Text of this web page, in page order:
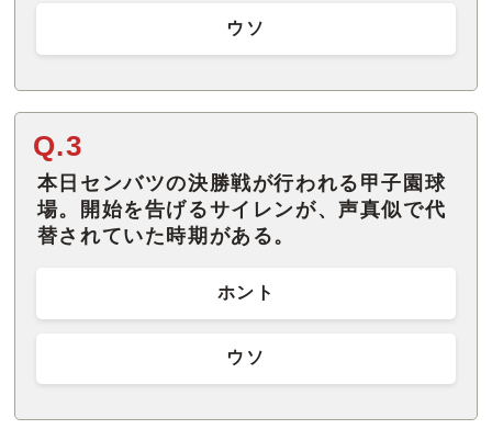
ウソ
Q.3
本日センバツの決勝戦が行われる甲子園球
場。開始を告げるサイレンが、声真似で代
替されていた時期がある。
ホント
ウソ